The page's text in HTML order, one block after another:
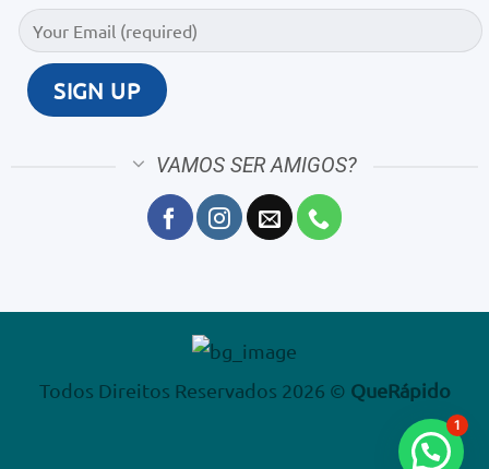
VAMOS SER AMIGOS?
Todos Direitos Reservados 2026 © QueRápido
1